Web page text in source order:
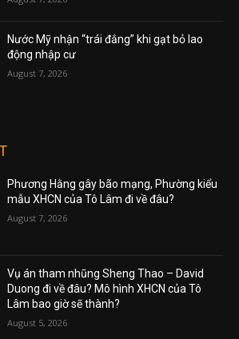
Nước Mỹ nhận “trái đắng” khi gạt bỏ lao
động nhập cư
August 7, 2026
Phương Hằng gây bão mạng, Phường kiểu
mẫu XHCN của Tô Lâm đi về đâu?
August 7, 2026
Vụ án tham nhũng Sheng Thao – David
Duong đi về đâu? Mô hình XHCN của Tô
Lâm bao giờ sẽ thành?
August 5, 2026